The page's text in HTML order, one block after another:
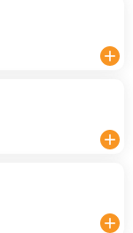
add
add
add